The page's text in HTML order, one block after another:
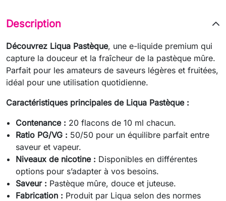
Description
Découvrez Liqua Pastèque, une e-liquide premium qui
capture la douceur et la fraîcheur de la pastèque mûre.
Parfait pour les amateurs de saveurs légères et fruitées,
idéal pour une utilisation quotidienne.
Caractéristiques principales de Liqua Pastèque :
Contenance : 20 flacons de 10 ml chacun.
Ratio PG/VG : 50/50 pour un équilibre parfait entre
saveur et vapeur.
Niveaux de nicotine : Disponibles en différentes
options pour s’adapter à vos besoins.
Saveur : Pastèque mûre, douce et juteuse.
Fabrication : Produit par Liqua selon des normes